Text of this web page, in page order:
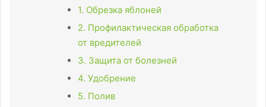
1. Обрезка яблоней
2. Профилактическая обработка
от вредителей
3. Защита от болезней
4. Удобрение
5. Полив